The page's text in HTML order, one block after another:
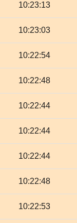
10:23:13
10:23:03
10:22:54
10:22:48
10:22:44
10:22:44
10:22:44
10:22:48
10:22:53